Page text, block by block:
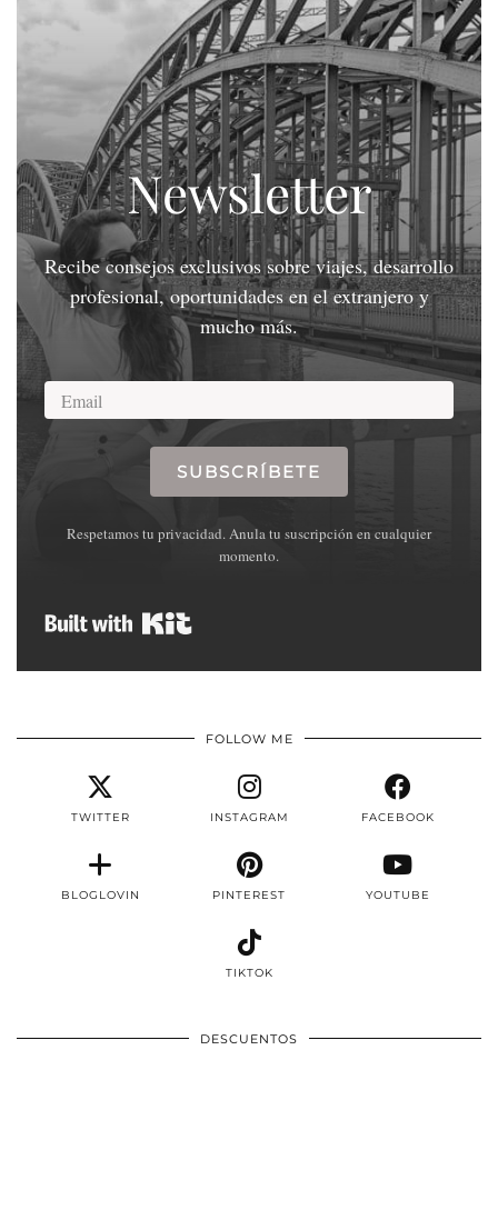
Newsletter
Recibe consejos exclusivos sobre viajes, desarrollo
profesional, oportunidades en el extranjero y
mucho más.
SUBSCRÍBETE
Respetamos tu privacidad. Anula tu suscripción en cualquier
momento.
FOLLOW ME
TWITTER INSTAGRAM FACEBOOK
BLOGLOVIN PINTEREST YOUTUBE
TIKTOK
DESCUENTOS